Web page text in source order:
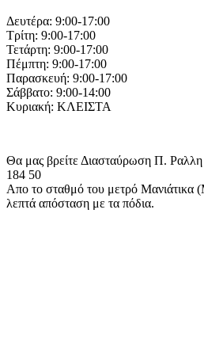
Δευτέρα: 9:00-17:00
Τρίτη: 9:00-17:00
Τετάρτη: 9:00-17:00
Πέμπτη: 9:00-17:00
Παρασκευή: 9:00-17:00
Σάββατο: 9:00-14:00
Κυριακή: ΚΛΕΙΣΤΑ
Θα μας βρείτε Διασταύρωση Π.
184 50
Απο το σταθμό του μετρό Μανιάτικα
λεπτά απόσταση με τα πόδια.